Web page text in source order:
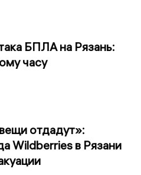
БПЛА на Рязань:
часу
отдадут»:
Wildberries в Рязани